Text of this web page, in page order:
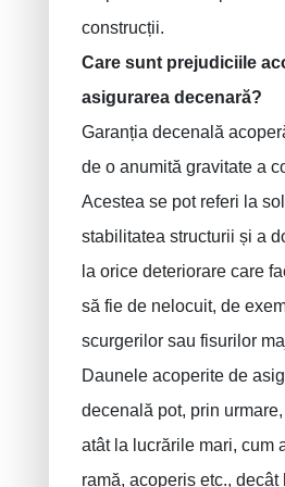
construcții.
Care sunt prejudiciile
asigurarea decenară?
Garanția decenală
de o anumită gravitate a
Acestea se pot referi la
stabilitatea structurii și a
la orice deteriorare care
să fie de nelocuit, de
scurgerilor sau fisurilor
Daunele acoperite de
decenală pot, prin
atât la lucrările mari, cum
ramă, acoperiș etc., decât